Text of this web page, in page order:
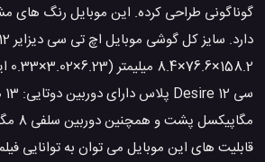
گوناگونی طراحی کرده. این موبایل رنگ های
قابلیت های این موبایل می توان به توانایی